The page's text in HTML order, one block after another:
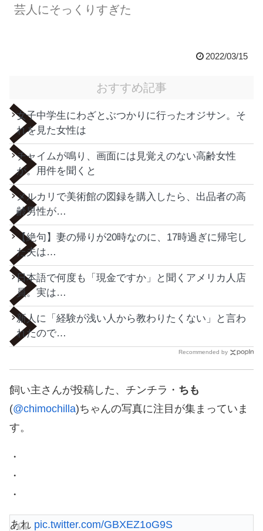
芸人にそっくりすぎた
2022/03/15
おすすめ記事
女子中学生にわざとぶつかりに行ったオジサン。そ
れを見た女性は
チャイムが鳴り、画面には見覚えのない高齢女性
が。用件を聞くと
メルカリで美術館の図録を購入したら、出品者の高
齢男性が…
【絶句】妻の帰りが20時なのに、17時過ぎに帰宅し
た夫は…
日本語で何度も「現金ですか」と聞くアメリカ人店
員。実は…
新人に「経験が浅い人から教わりたくない」と言わ
れたので…
Recommended by
飼い主さんが投稿した、チンチラ・ ちも
(@chimochilla)ちゃんの写真に注目が集まっていま
す。
・
・
・
あれ pic.twitter.com/GBXEZ1oG9S